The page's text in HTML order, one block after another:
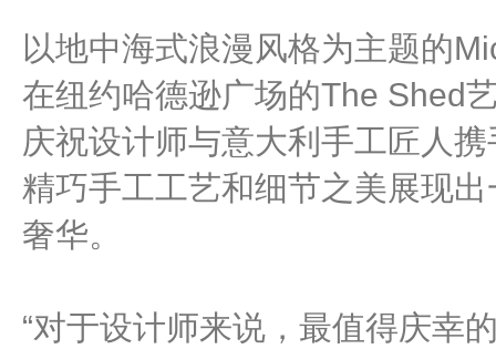
以地中海式浪漫风格为主题的
在纽约哈德逊广场的The Shed
庆祝设计师与意大利手工匠人
精巧手工工艺和细节之美展现
奢华。
“对于设计师来说，最值得庆幸